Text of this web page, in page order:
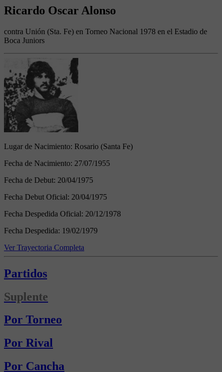
Ricardo Oscar Alonso
contra Unión (Sta. Fe) en Torneo Nacional 1978 en el Estadio de
Boca Juniors
Lugar de Nacimiento: Rosario (Santa Fe)
Fecha de Nacimiento: 27/07/1955
Fecha de Debut: 20/04/1975
Fecha Debut Oficial: 20/04/1975
Fecha Despedida Oficial: 20/12/1978
Fecha Despedida: 19/02/1979
Ver Trayectoria Completa
Partidos
Suplente
Por Torneo
Por Rival
Por Cancha